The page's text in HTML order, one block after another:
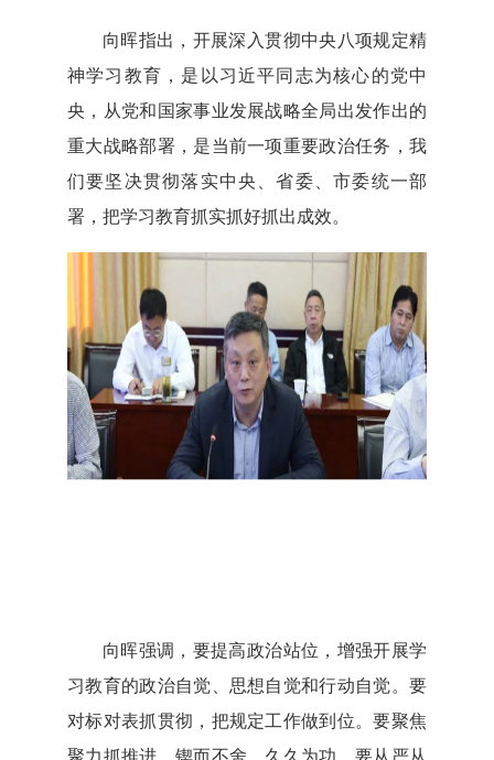
向晖指出， 开展深入贯彻中央八项规定精
神学习教育，是以习近平同志为核心的党中
央，从党和国家事业发展战略全局出发作出的
重大战略部署，是当前一项重要政治任务，我
们要坚决贯彻落实中央、省委、市委统一部
署，把学习教育抓实抓好抓出成效。
向晖强调， 要提高政治站位，增强开展学
习教育的政治自觉、思想自觉和行动自觉。要
对标对表抓贯彻，把规定工作做到位。要聚焦
聚力抓推进，锲而不舍，久久为功。要从严从